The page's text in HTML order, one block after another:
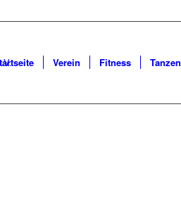
Verein Fitness Tanzen